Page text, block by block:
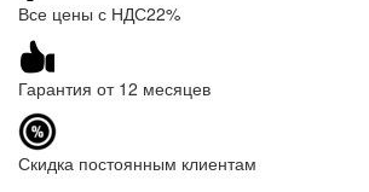
Все цены с НДС22%
Гарантия от 12 месяцев
Скидка постоянным клиентам